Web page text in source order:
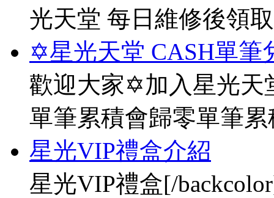
光天堂 每日維修後領
✡星光天堂 CASH單筆
歡迎大家✡加入星光天
單筆累積會歸零單筆
星光VIP禮盒介紹
星光VIP禮盒[/